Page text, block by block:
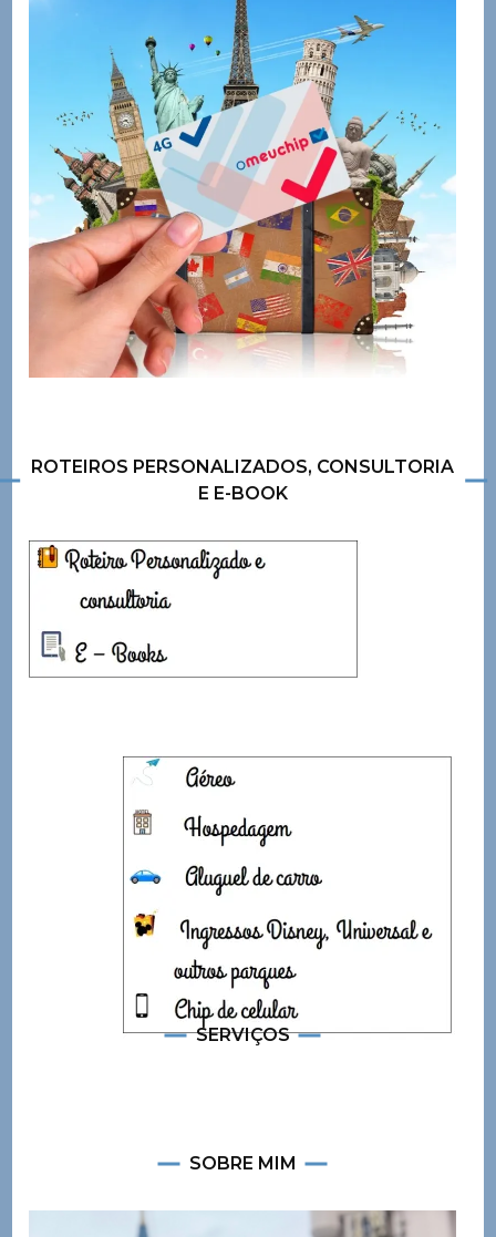
ROTEIROS PERSONALIZADOS, CONSULTORIA
E E-BOOK
SERVIÇOS
SOBRE MIM